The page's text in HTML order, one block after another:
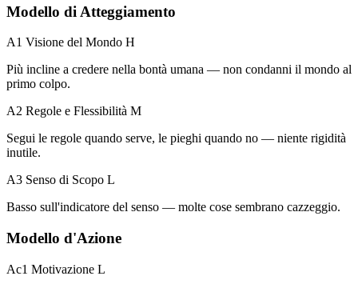
Modello di Atteggiamento
A1 Visione del Mondo H
Più incline a credere nella bontà umana — non condanni il mondo al
primo colpo.
A2 Regole e Flessibilità M
Segui le regole quando serve, le pieghi quando no — niente rigidità
inutile.
A3 Senso di Scopo L
Basso sull'indicatore del senso — molte cose sembrano cazzeggio.
Modello d'Azione
Ac1 Motivazione L